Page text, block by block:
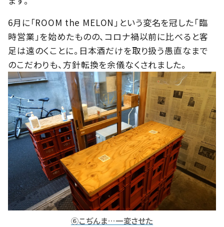
6月に「ROOM the MELON」という変名を冠した「臨
時営業」を始めたものの、コロナ禍以前に比べると客
足は遠のくことに。日本酒だけを取り扱う愚直なまで
のこだわりも、方針転換を余儀なくされました。
⑥こぢんま…一変させた